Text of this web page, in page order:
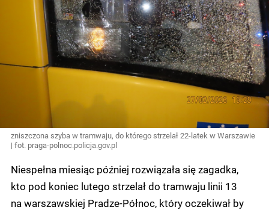
zniszczona szyba w tramwaju, do którego strzelał 22-latek w Warszawie
| fot. praga-polnoc.policja.gov.pl
Niespełna miesiąc później rozwiązała się zagadka,
kto pod koniec lutego strzelał do tramwaju linii 13
na warszawskiej Pradze-Północ, który oczekiwał by